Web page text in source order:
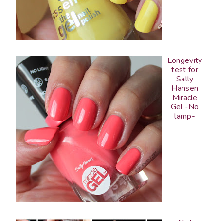
Longevity
test for
Sally
Hansen
Miracle
Gel -No
lamp-